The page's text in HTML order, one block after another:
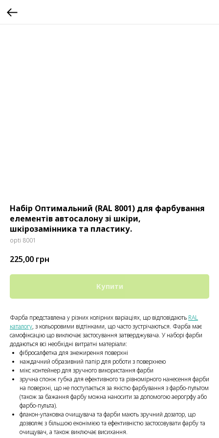
Набір Оптимальний (RAL 8001) для фарбування
елементів автосалону зі шкіри,
шкірозамінника та пластику.
opti 8001
225,00 грн
Купити
Фарба представлена у різних колірних варіаціях, що відповідають RAL
каталогу, з кольоровими відтінками, що часто зустрічаються. Фарба має
самофіксацію що виключає застосування затверджувача. У наборі фарби
додаються всі необхідні витратні матеріали:
фібросалфетка для знежирення поверхні
наждачний образивний папір для роботи з поверхнею
мікс контейнер для зручного використання фарби
зручна спонж губка для ефективного та рівномірного нанесення фарби
на поверхні, що не поступається за якістю фарбування з фарбо-пультом
(також за бажання фарбу можна наносити за допомогою аерогрфу або
фарбо-пульта).
флакон-упаковка очищувача та фарби мають зручний дозатор, що
дозволяє з більшою еконімією та ефективністю застосовувати фарбу та
очищувач, а також виключає висихання.